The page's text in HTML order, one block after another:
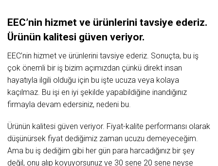
EEC’nin hizmet ve ürünlerini tavsiye ederiz.
Ürünün kalitesi güven veriyor.
EEC’nin hizmet ve ürünlerini tavsiye ederiz. Sonuçta, bu iş
çok önemli bir iş bizim açımızdan çünkü direkt insan
hayatıyla ilgili olduğu için bu işte ucuza veya kolaya
kaçılmaz. Bu işi en iyi şekilde yapabildiğine inandığınız
firmayla devam edersiniz, nedeni bu.
Ürünün kalitesi güven veriyor. Fiyat-kalite performansı olarak
düşünürsek fiyat dediğimiz zaman ucuzu demeyeceğim.
Ama bu iş dediğim gibi her gün para harcadığınız bir şey
değil, onu alıp koyuyorsunuz ve 30 sene 20 sene neyse